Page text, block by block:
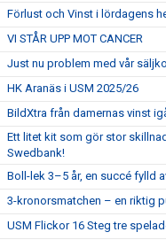
Förlust och Vinst i lördagens
VI STÅR UPP MOT CANCER
Just nu problem med vår
HK Aranäs i USM 2025/26
BildXtra från damernas vinst
Ett litet kit som gör stor
Swedbank!
Boll-lek 3–5 år, en succé fylld
3-kronorsmatchen – en riktig
USM Flickor 16 Steg tre